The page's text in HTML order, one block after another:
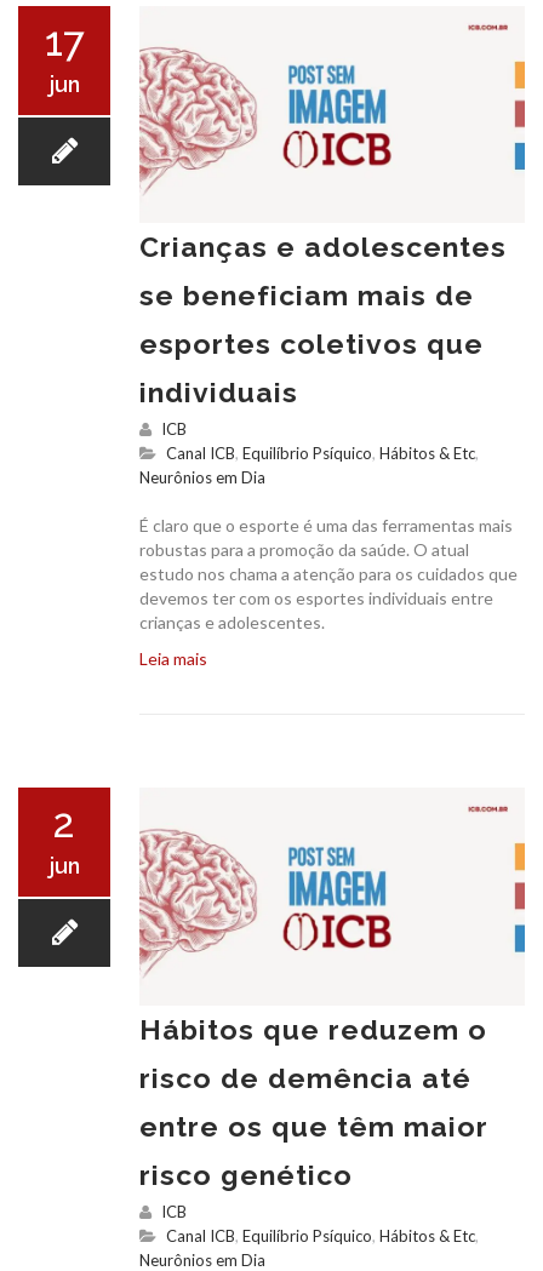
O ICB
CONTATO
17
jun
Crianças e adolescentes
se beneficiam mais de
esportes coletivos que
individuais
ICB
Canal ICB, Equilíbrio Psíquico, Hábitos & Etc,
Neurônios em Dia
É claro que o esporte é uma das ferramentas mais
robustas para a promoção da saúde. O atual
estudo nos chama a atenção para os cuidados que
devemos ter com os esportes individuais entre
crianças e adolescentes.
Leia mais
2
jun
Hábitos que reduzem o
risco de demência até
entre os que têm maior
risco genético
ICB
Canal ICB, Equilíbrio Psíquico, Hábitos & Etc,
Neurônios em Dia